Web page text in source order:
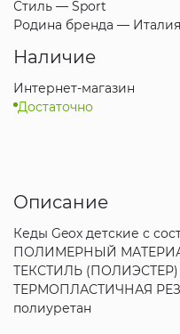
Стиль — Sport
Родина бренда — Италия
Наличие
Интернет-магазин
Достаточно
Описание
Кеды Geox детские с
ПОЛИМЕРНЫЙ
ТЕКСТИЛЬ
ТЕРМОПЛАСТИЧНАЯ
полиуретан